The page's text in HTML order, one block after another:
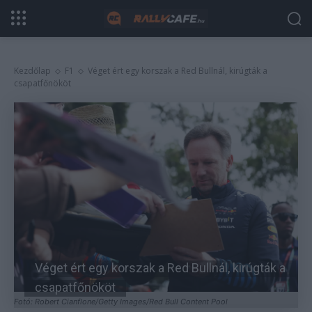
Kezdőlap F1
Véget ért egy korszak a Red Bullnál, kirúgták a
csapatfőnököt
Fotó: Robert Cianflone/Getty Images/Red Bull Content Pool
Véget ért egy korszak a Red Bullnál, kirúgták a
csapatfőnököt